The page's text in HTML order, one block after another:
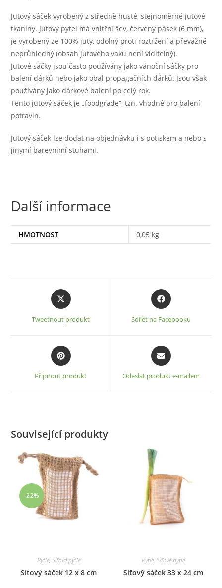
Jutový sáček vyrobený z středně husté, stejnoměrné jutové
tkaniny. Jutový pytel má vnitřní šev, červený pásek (6 mm),
je vyrobený ze 100% juty, odolný proti roztržení a převážně
neprůhledný (obsah jutového vaku není viditelný).
Jutové sáčky jsou často používány jako vánoční sáčky pro
balení dárků nebo jako obal propagačních dárků. Jsou však
používány jako dárkové balení po celý rok.
Tento jutový sáček je „foodgrade“, tzn. vhodné pro balení
potravin.
Jutový sáček lze dodat na objednávku i s potiskem a nebo s
jinymí barevnimí stuhami.
Další informace
HMOTNOST 0,05 kg
Opens
in
new
Tweetnout produkt
Opens
in
new
Sdílet na Facebooku
Opens
in
new
Připnout produkt
Opens
in
new
Odeslat produkt e-mailem
Související produkty
-22%
Pytle, Síťové pytle
Síťový sáček 12 x 8 cm
Pytle,Síťové pytle
Síťový sáček 33 x 24 cm